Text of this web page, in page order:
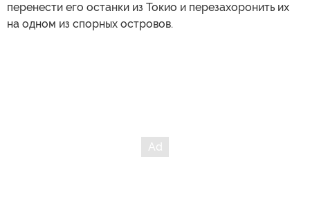
перенести его останки из Токио и перезахоронить их
на одном из спорных островов.